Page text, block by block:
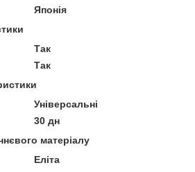
Японія
Так
Так
Універсальні
30 дн
матеріалу
Еліта